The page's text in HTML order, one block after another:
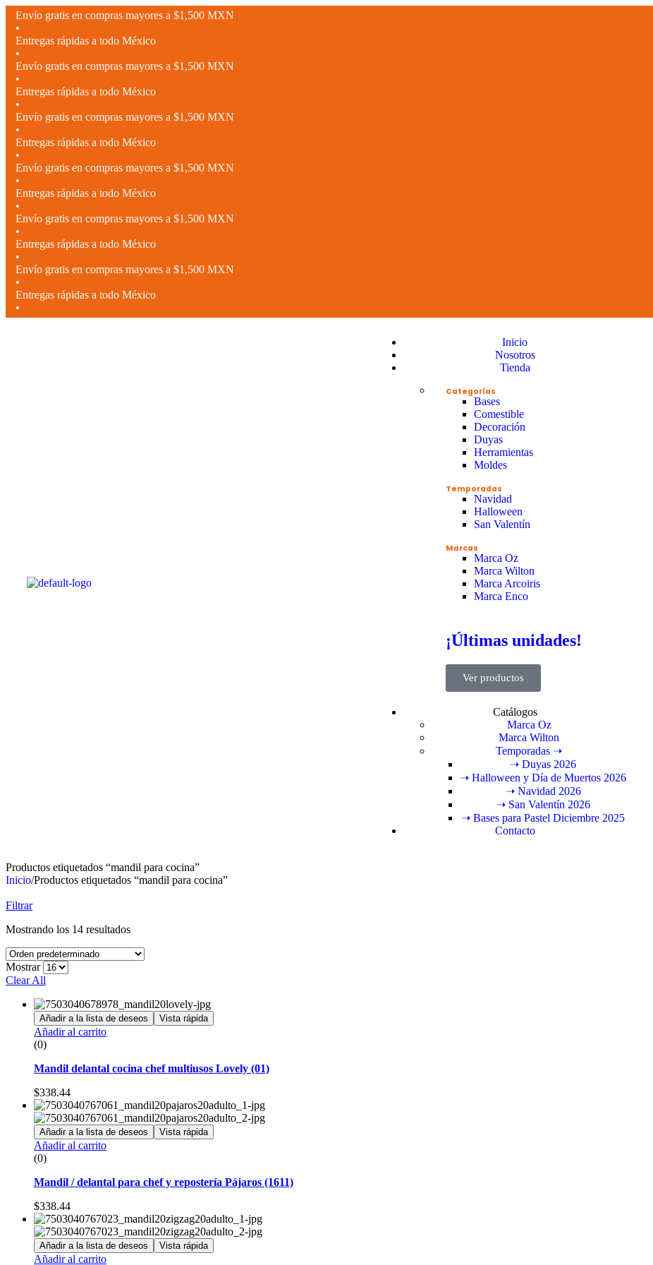
Envío gratis en compras mayores a $1,500 MXN
•
Entregas rápidas a todo México
•
Envío gratis en compras mayores a $1,500 MXN
•
Entregas rápidas a todo México
•
Envío gratis en compras mayores a $1,500 MXN
•
Entregas rápidas a todo México
•
Envío gratis en compras mayores a $1,500 MXN
•
Entregas rápidas a todo México
•
Envío gratis en compras mayores a $1,500 MXN
•
Entregas rápidas a todo México
•
Envío gratis en compras mayores a $1,500 MXN
•
Entregas rápidas a todo México
•
Inicio
Nosotros
Tienda
Categorías
Bases
Comestible
Decoración
Duyas
Herramientas
Moldes
Temporadas
Navidad
Halloween
San Valentín
Marcas
Marca Oz
Marca Wilton
Marca Arcoiris
Marca Enco
¡Últimas unidades!
Ver productos
Catálogos
Marca Oz
Marca Wilton
Temporadas ➝
➝ Duyas 2026
➝ Halloween y Día de Muertos 2026
➝ Navidad 2026
➝ San Valentín 2026
➝ Bases para Pastel Diciembre 2025
Contacto
Productos etiquetados “mandil para cocina”
Inicio/Productos etiquetados “mandil para cocina”
Filtrar
Mostrando los 14 resultados
Mostrar
Clear All
Añadir a la lista de deseos Vista rápida
Añadir al carrito
(0)
Mandil delantal cocina chef multiusos Lovely (01)
$338.44
Añadir a la lista de deseos Vista rápida
Añadir al carrito
(0)
Mandil / delantal para chef y repostería Pájaros (1611)
$338.44
Añadir a la lista de deseos Vista rápida
Añadir al carrito